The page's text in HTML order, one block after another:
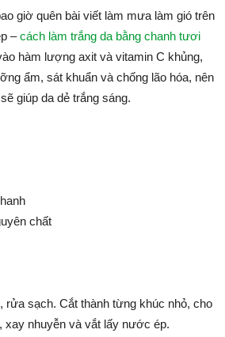
giờ quên bài viết làm mưa làm gió trên
–cách làm trắng da bằng chanh tươi
hàm lượng axit và vitamin C khủng,
ẩm, sát khuẩn và chống lão hóa, nên
giúp da dẻ trắng sáng.
chất
rửa sạch. Cắt thành từng khúc nhỏ, cho
xay nhuyễn và vắt lấy nước ép.